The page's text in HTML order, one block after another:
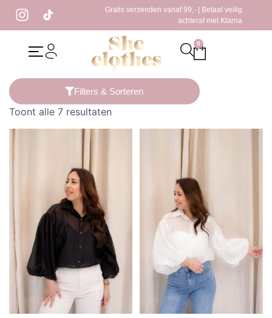
Gratis verzenden vanaf 99,- | Betaal veilig
achteraf met Klarna
0
/ Producten getagged “kanten blouse”
Filters & Sorteren
Toont alle 7 resultaten